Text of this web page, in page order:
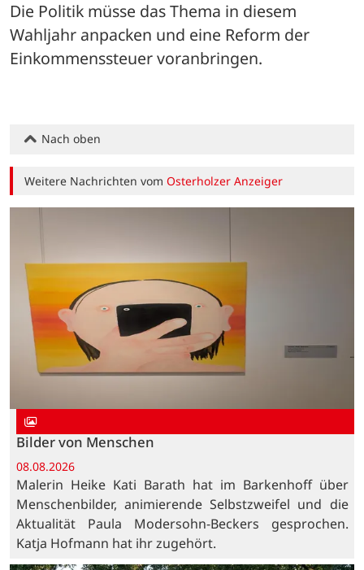
Die Politik müsse das Thema in diesem
Wahljahr anpacken und eine Reform der
Einkommenssteuer voranbringen.
Nach oben
Weitere Nachrichten vomOsterholzer Anzeiger
Bilder von Menschen
08.08.2026
Malerin Heike Kati Barath hat im Barkenhoff über
Menschenbilder, animierende Selbstzweifel und die
Aktualität Paula Modersohn-Beckers gesprochen.
Katja Hofmann hat ihr zugehört.